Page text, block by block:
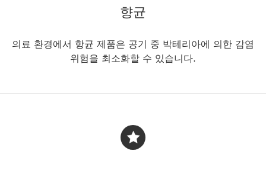
향균
의료 환경에서 항균 제품은 공기 중 박테리아에 의한 감염
위험을 최소화할 수 있습니다.